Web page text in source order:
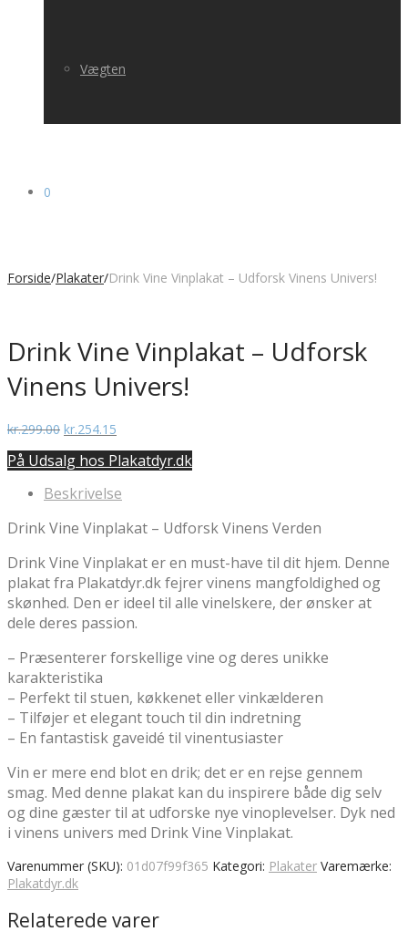
Vægten
0
Forside/Plakater/Drink Vine Vinplakat – Udforsk Vinens Univers!
Drink Vine Vinplakat – Udforsk
Vinens Univers!
kr.299.00 Den
pris
kr.299.00.
kr.254.15
pris
kr.254.15.
På Udsalg hos Plakatdyr.dk
Beskrivelse
Drink Vine Vinplakat – Udforsk Vinens Verden
Drink Vine Vinplakat er en must-have til dit hjem. Denne
plakat fra Plakatdyr.dk fejrer vinens mangfoldighed og
skønhed. Den er ideel til alle vinelskere, der ønsker at
dele deres passion.
– Præsenterer forskellige vine og deres unikke
karakteristika
– Perfekt til stuen, køkkenet eller vinkælderen
– Tilføjer et elegant touch til din indretning
– En fantastisk gaveidé til vinentusiaster
Vin er mere end blot en drik; det er en rejse gennem
smag. Med denne plakat kan du inspirere både dig selv
og dine gæster til at udforske nye vinoplevelser. Dyk ned
i vinens univers med Drink Vine Vinplakat.
Varenummer (SKU): 01d07f99f365 Kategori: Plakater Varemærke:
Plakatdyr.dk
Relaterede varer